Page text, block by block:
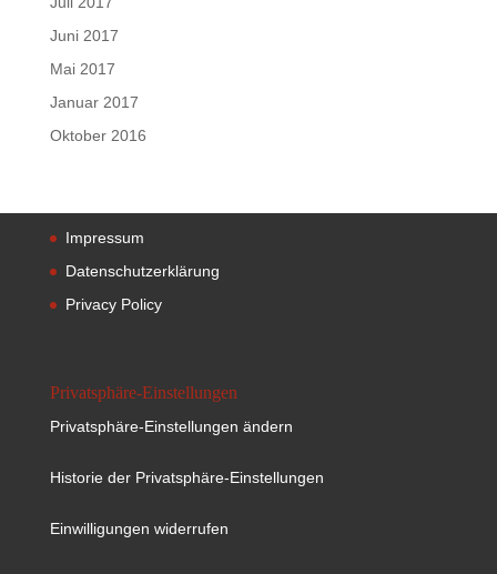
Juni 2017
Mai 2017
Januar 2017
Oktober 2016
Impressum
Datenschutzerklärung
Privacy Policy
Privatsphäre-Einstellungen
Privatsphäre-Einstellungen ändern
Historie der Privatsphäre-Einstellungen
Einwilligungen widerrufen